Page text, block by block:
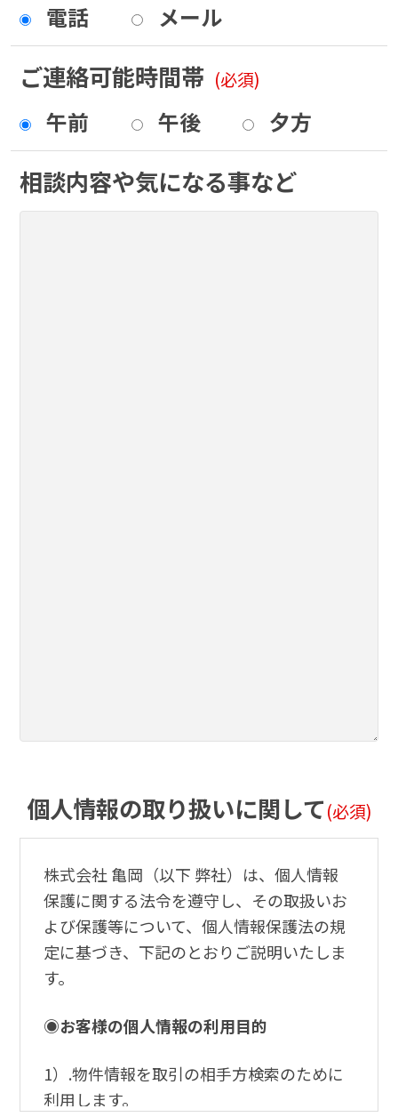
電話 メール
ご連絡可能時間帯 (必須)
午前 午後 夕方
相談内容や気になる事など
個人情報の取り扱いに関して(必須)
株式会社 亀岡（以下 弊社）は、個人情報
保護に関する法令を遵守し、その取扱いお
よび保護等について、個人情報保護法の規
定に基づき、下記のとおりご説明いたしま
す。
◉お客様の個人情報の利用目的
1）.物件情報を取引の相手方検索のために
利用します。